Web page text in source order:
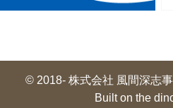
© 2018- 株式会社 風間深志
Built on the